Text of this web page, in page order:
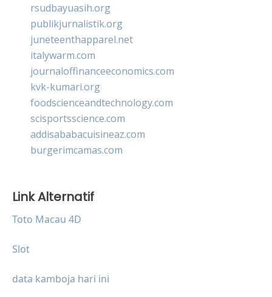
rsudbayuasih.org
publikjurnalistik.org
juneteenthapparel.net
italywarm.com
journaloffinanceeconomics.com
kvk-kumari.org
foodscienceandtechnology.com
scisportsscience.com
addisababacuisineaz.com
burgerimcamas.com
Link Alternatif
Toto Macau 4D
Slot
data kamboja hari ini